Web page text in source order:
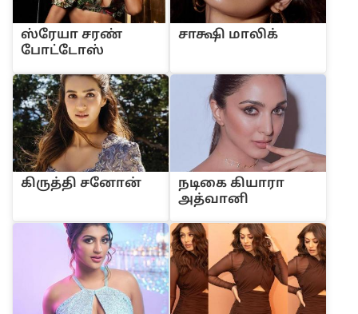
ஸ்ரேயா சரண்
போட்டோஸ்
சாக்ஷி மாலிக்
கிருத்தி சனோன்
நடிகை கியாரா
அத்வானி